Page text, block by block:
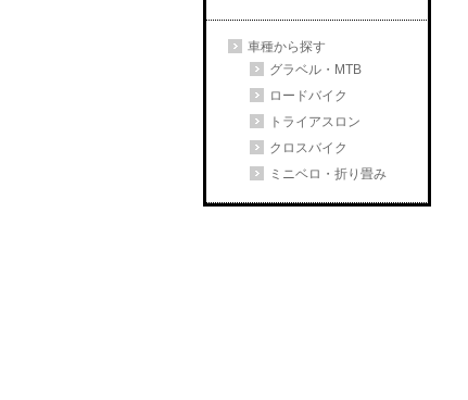
車種から探す
グラベル・MTB
ロードバイク
トライアスロン
クロスバイク
ミニベロ・折り畳み